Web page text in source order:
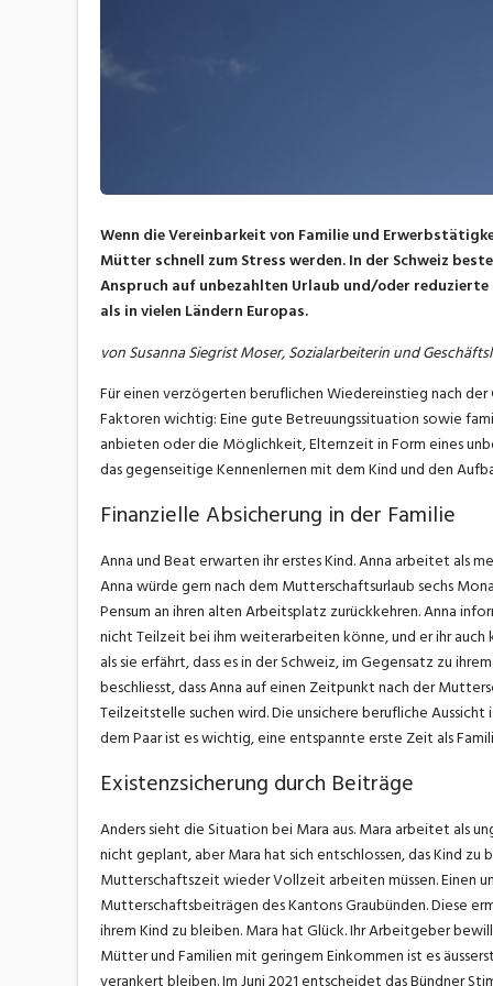
Wenn die Vereinbarkeit von Familie und
Mütter schnell zum Stress werden. In der Schweiz
Anspruch auf unbezahlten Urlaub und/oder
als in vielen Ländern Europas.
von Susanna Siegrist Moser, Sozialarbeiterin und
Für einen verzögerten beruflichen Wiedereinstieg nach
Faktoren wichtig: Eine gute Betreuungssituation sowie
anbieten oder die Möglichkeit, Elternzeit in Form eines
das gegenseitige Kennenlernen mit dem Kind und den
Finanzielle Absicherung in der Familie
Anna und Beat erwarten ihr erstes Kind. Anna arbeitet als
Anna würde gern nach dem Mutterschaftsurlaub sechs
Pensum an ihren alten Arbeitsplatz zurückkehren. Anna
nicht Teilzeit bei ihm weiterarbeiten könne, und er ihr
als sie erfährt, dass es in der Schweiz, im Gegensatz zu
beschliesst, dass Anna auf einen Zeitpunkt nach der
Teilzeitstelle suchen wird. Die unsichere berufliche
dem Paar ist es wichtig, eine entspannte erste Zeit als
Existenzsicherung durch Beiträge
Anders sieht die Situation bei Mara aus. Mara arbeitet als
nicht geplant, aber Mara hat sich entschlossen, das Kind
Mutterschaftszeit wieder Vollzeit arbeiten müssen. Einen
Mutterschaftsbeiträgen des Kantons Graubünden. Diese
ihrem Kind zu bleiben. Mara hat Glück. Ihr Arbeitgeber
Mütter und Familien mit geringem Einkommen ist es